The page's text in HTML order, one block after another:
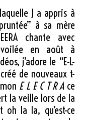
J a appris à
à sa mère
chante avec
en août à
j’adore le “E-L-
créé de nouveaux t-
E L E C T R Ace
la veille lors de la
oh la la, qu’est-ce